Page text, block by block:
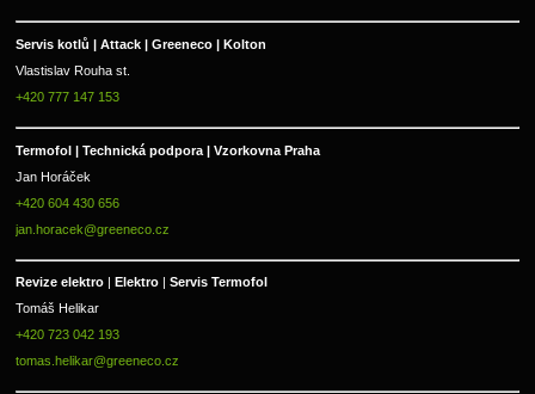
Servis kotlů | Attack | Greeneco | Kolton
Vlastislav Rouha st.
+420 777 147 153
Termofol | Technická podpora | Vzorkovna Praha
Jan Horáček
+420 604 430 656
jan.horacek@greeneco.cz
Revize elektro | Elektro | Servis Termofol
Tomáš Helikar
+420 723 042 193
tomas.helikar@greeneco.cz